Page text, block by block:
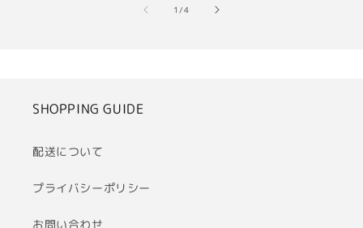
1 /の
4
SHOPPING GUIDE
配送について
プライバシーポリシー
お問い合わせ